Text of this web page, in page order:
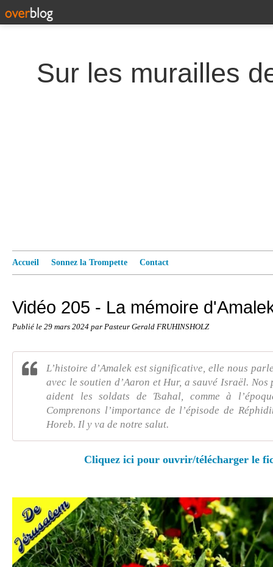
Accueil Sonnez la Trompette Contact
Vidéo 205 - La mémoire
Publié le 29 mars 2024 par Pasteur Gerald FRUHINSHOLZ
L’histoire d’Amalek est significative, elle nous
avec le soutien d’Aaron et Hur, a sauvé Israël.
aident les soldats de Tsahal, comme à
Comprenons l’importance de l’épisode de
Horeb. Il y va de notre salut.
Cliquez ici pour ouvrir/télécharger le